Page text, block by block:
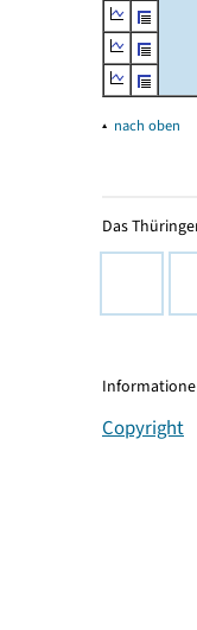
▴ nach oben
Das
Copyright